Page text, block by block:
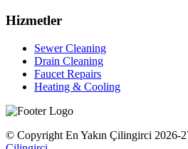
Hizmetler
Sewer Cleaning
Drain Cleaning
Faucet Repairs
Heating & Cooling
© Copyright En Yakın Çilingirci 2026-